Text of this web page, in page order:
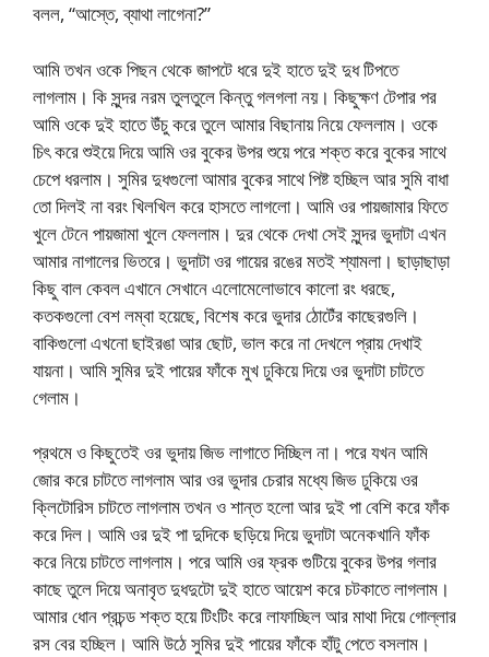
বলল, “আস্তে, ব্যাথা লাগেনা?”
আমি তখন ওকে পিছন থেকে জাপটে ধরে দুই হাতে দুই দুধ টিপতে
লাগলাম। কি সুন্দর নরম তুলতুলে কিন্তু গলগলা নয়। কিছুক্ষণ টেপার পর
আমি ওকে দুই হাতে উঁচু করে তুলে আমার বিছানায় নিয়ে ফেললাম। ওকে
চিৎ করে শুইয়ে দিয়ে আমি ওর বুকের উপর শুয়ে পরে শক্ত করে বুকের সাথে
চেপে ধরলাম। সুমির দুধগুলো আমার বুকের সাথে পিষ্ট হচ্ছিল আর সুমি বাধা
তো দিলই না বরং খিলখিল করে হাসতে লাগলো। আমি ওর পায়জামার ফিতে
খুলে টেনে পায়জামা খুলে ফেললাম। দুর থেকে দেখা সেই সুন্দর ভুদাটা এখন
আমার নাগালের ভিতরে। ভুদাটা ওর গায়ের রঙের মতই শ্যামলা। ছাড়াছাড়া
কিছু বাল কেবল এখানে সেখানে এলোমেলোভাবে কালো রং ধরছে,
কতকগুলো বেশ লম্বা হয়েছে, বিশেষ করে ভুদার ঠোটেঁর কাছেরগুলি।
বাকিগুলো এখনো ছাইরঙা আর ছোট, ভাল করে না দেখলে প্রায় দেখাই
যায়না। আমি সুমির দুই পায়ের ফাঁকে মুখ ঢুকিয়ে দিয়ে ওর ভুদাটা চাটতে
গেলাম।
প্রথমে ও কিছুতেই ওর ভুদায় জিভ লাগাতে দিচ্ছিল না। পরে যখন আমি
জোর করে চাটতে লাগলাম আর ওর ভুদার চেরার মধ্যে জিভ ঢুকিয়ে ওর
ক্লিটোরিস চাটতে লাগলাম তখন ও শান্ত হলো আর দুই পা বেশি করে ফাঁক
করে দিল। আমি ওর দুই পা দুদিকে ছড়িয়ে দিয়ে ভুদাটা অনেকখানি ফাঁক
করে নিয়ে চাটতে লাগলাম। পরে আমি ওর ফ্রক গুটিয়ে বুকের উপর গলার
কাছে তুলে দিয়ে অনাবৃত দুধদুটো দুই হাতে আয়েশ করে চটকাতে লাগলাম।
আমার ধোন প্রচন্ড শক্ত হয়ে টিংটিং করে লাফাচ্ছিল আর মাথা দিয়ে গোল্লার
রস বের হচ্ছিল। আমি উঠে সুমির দুই পায়ের ফাঁকে হাঁটু পেতে বসলাম।